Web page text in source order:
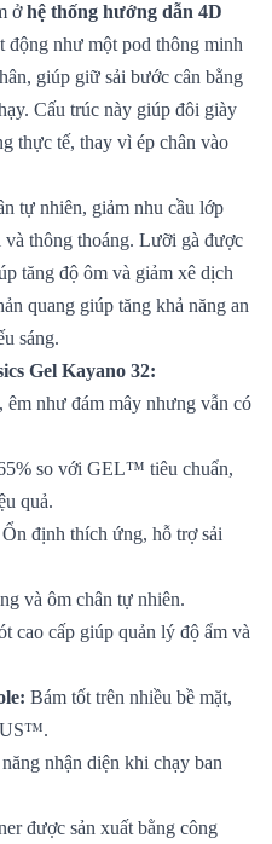
ởhệ thống hướng dẫn 4D
động như một pod thông minh
giúp giữ sải bước cân bằng
Cấu trúc này giúp đôi giày
thực tế, thay vì ép chân vào
tự nhiên, giảm nhu cầu lớp
thông thoáng. Lưỡi gà được
tăng độ ôm và giảm xê dịch
quang giúp tăng khả năng an
sáng.
Gel Kayano 32:
êm như đám mây nhưng vẫn có
so với GEL™ tiêu chuẩn,
quả.
Ổn định thích ứng, hỗ trợ sải
và ôm chân tự nhiên.
cao cấp giúp quản lý độ ẩm và
Bám tốt trên nhiều bề mặt,
nhận diện khi chạy ban
được sản xuất bằng công